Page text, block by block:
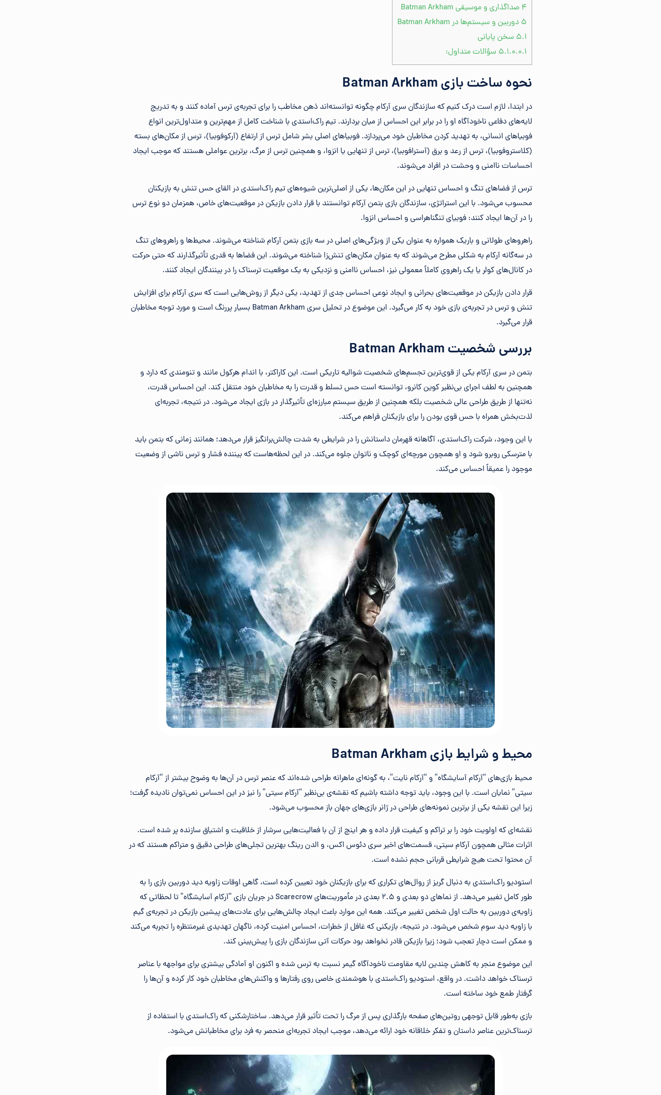
۴ صداگذاری و موسیقی Batman Arkham
۵ دوربین و سیستم‌ها در Batman Arkham
۵.۱ سخن پایانی
۵.۱.۰.۰.۱ سؤالات متداول:
نحوه ساخت بازی Batman Arkham
در ابتدا، لازم است درک کنیم که سازندگان سری آرکام چگونه توانسته‌اند ذهن مخاطب را برای تجربه‌ی ترس آماده کنند و به تدریج
لایه‌های دفاعی ناخودآگاه او را در برابر این احساس از میان بردارند. تیم راک‌استدی با شناخت کامل از مهم‌ترین و متداول‌ترین انواع
فوبیاهای انسانی، به تهدید کردن مخاطبان خود می‌پردازد. فوبیاهای اصلی بشر شامل ترس از ارتفاع (آرکوفوبیا)، ترس از مکان‌های بسته
(کلاستروفوبیا)، ترس از رعد و برق (آسترافوبیا)، ترس از تنهایی یا انزوا، و همچنین ترس از مرگ، برترین عواملی هستند که موجب ایجاد
احساسات ناامنی و وحشت در افراد می‌شوند.
ترس از فضاهای تنگ و احساس تنهایی در این مکان‌ها، یکی از اصلی‌ترین شیوه‌های تیم راک‌استدی در القای حس تنش به بازیکنان
محسوب می‌شود. با این استراتژی، سازندگان بازی بتمن آرکام توانستند با قرار دادن بازیکن در موقعیت‌های خاص، همزمان دو نوع ترس
را در آن‌ها ایجاد کنند: فوبیای تنگناهراسی و احساس انزوا.
راهروهای طولانی و باریک همواره به عنوان یکی از ویژگی‌های اصلی در سه بازی بتمن آرکام شناخته می‌شوند. محیط‌ها و راهروهای تنگ
در سه‌گانه آرکام به شکلی مطرح می‌شوند که به عنوان مکان‌های تنش‌زا شناخته می‌شوند. این فضاها به قدری تأثیرگذارند که حتی حرکت
در کانال‌های کولر یا یک راهروی کاملاً معمولی نیز، احساس ناامنی و نزدیکی به یک موقعیت ترسناک را در بینندگان ایجاد کنند.
قرار دادن بازیکن در موقعیت‌های بحرانی و ایجاد نوعی احساس جدی از تهدید، یکی دیگر از روش‌هایی است که سری آرکام برای افزایش
تنش و ترس در تجربه‌ی بازی خود به کار می‌گیرد. این موضوع در تحلیل سری Batman Arkham بسیار پررنگ است و مورد توجه مخاطبان
قرار می‌گیرد.
بررسی شخصیت Batman Arkham
بتمن در سری آرکام یکی از قوی‌ترین تجسم‌های شخصیت شوالیه تاریکی است. این کاراکتر، با اندام هرکول مانند و تنومندی که دارد و
همچنین به لطف اجرای بی‌نظیر کوین کانرو، توانسته است حس تسلط و قدرت را به مخاطبان خود منتقل کند. این احساس قدرت،
نه‌تنها از طریق طراحی عالی شخصیت بلکه همچنین از طریق سیستم مبارزه‌ای تأثیرگذار در بازی ایجاد می‌شود. در نتیجه، تجربه‌ای
لذت‌بخش همراه با حس قوی بودن را برای بازیکنان فراهم می‌کند.
با این وجود، شرکت راک‌استدی، آگاهانه قهرمان داستانش را در شرایطی به شدت چالش‌برانگیز قرار می‌دهد؛ همانند زمانی که بتمن باید
با مترسکی روبرو شود و او همچون مورچه‌ای کوچک و ناتوان جلوه می‌کند. در این لحظه‌هاست که بیننده فشار و ترس ناشی از وضعیت
موجود را عمیقاً احساس می‌کند.
محیط و شرایط بازی Batman Arkham
محیط بازی‌های “آرکام آسایشگاه” و “آرکام نایت”، به گونه‌ای ماهرانه طراحی شده‌اند که عنصر ترس در آن‌ها به وضوح بیشتر از “آرکام
سیتی” نمایان است. با این وجود، باید توجه داشته باشیم که نقشه‌ی بی‌نظیر “آرکام سیتی” را نیز در این احساس نمی‌توان نادیده گرفت؛
زیرا این نقشه یکی از برترین نمونه‌های طراحی در ژانر بازی‌های جهان باز محسوب می‌شود.
نقشه‌ای که اولویت خود را بر تراکم و کیفیت قرار داده و هر اینچ از آن با فعالیت‌هایی سرشار از خلاقیت و اشتیاق سازنده پر شده است.
اثرات مثالی همچون آرکام سیتی، قسمت‌های اخیر سری دئوس اکس، و الدن رینگ بهترین تجلی‌های طراحی دقیق و متراکم هستند که در
آن محتوا تحت هیچ شرایطی قربانی حجم نشده است.
استودیو راک‌استدی به دنبال گریز از روال‌های تکراری که برای بازیکنان خود تعیین کرده است، گاهی اوقات زاویه دید دوربین بازی را به
طور کامل تغییر می‌دهد. از نماهای دو بعدی و ۲.۵ بعدی در مأموریت‌های Scarecrow در جریان بازی “آرکام آسایشگاه” تا لحظاتی که
زاویه‌ی دوربین به حالت اول شخص تغییر می‌کند. همه این موارد باعث ایجاد چالش‌هایی برای عادت‌های پیشین بازیکن در تجربه‌ی گیم
با زاویه دید سوم شخص می‌شود. در نتیجه، بازیکنی که غافل از خطرات، احساس امنیت کرده، ناگهان تهدیدی غیرمنتظره را تجربه می‌کند
و ممکن است دچار تعجب شود؛ زیرا بازیکن قادر نخواهد بود حرکات آتی سازندگان بازی را پیش‌بینی کند.
این موضوع منجر به کاهش چندین لایه مقاومت ناخودآگاه گیمر نسبت به ترس شده و اکنون او آمادگی بیشتری برای مواجهه با عناصر
ترسناک خواهد داشت. در واقع، استودیو راک‌استدی با هوشمندی خاصی روی رفتارها و واکنش‌های مخاطبان خود کار کرده و آن‌ها را
گرفتار طمع خود ساخته است.
بازی به‌طور قابل توجهی روتین‌های صفحه‌ بارگذاری پس از مرگ را تحت تأثیر قرار می‌دهد. ساختارشکنی که راک‌استدی با استفاده از
ترسناک‌ترین عناصر داستان و تفکر خلاقانه خود ارائه می‌دهد، موجب ایجاد تجربه‌ای منحصر به فرد برای مخاطبانش می‌شود.